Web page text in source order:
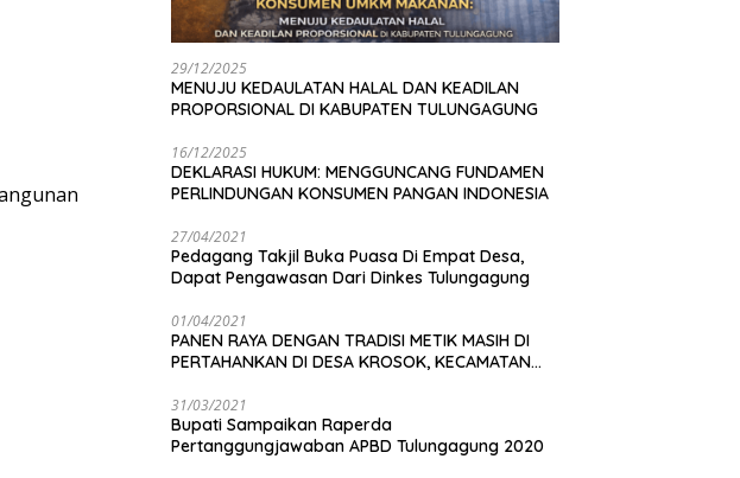
29/12/2025
MENUJU KEDAULATAN HALAL DAN KEADILAN
PROPORSIONAL DI KABUPATEN TULUNGAGUNG
16/12/2025
DEKLARASI HUKUM: MENGGUNCANG FUNDAMEN
PERLINDUNGAN KONSUMEN PANGAN INDONESIA
27/04/2021
Pedagang Takjil Buka Puasa Di Empat Desa,
Dapat Pengawasan Dari Dinkes Tulungagung
01/04/2021
PANEN RAYA DENGAN TRADISI METIK MASIH DI
PERTAHANKAN DI DESA KROSOK, KECAMATAN
31/03/2021
Bupati Sampaikan Raperda
Pertanggungjawaban APBD Tulungagung 2020